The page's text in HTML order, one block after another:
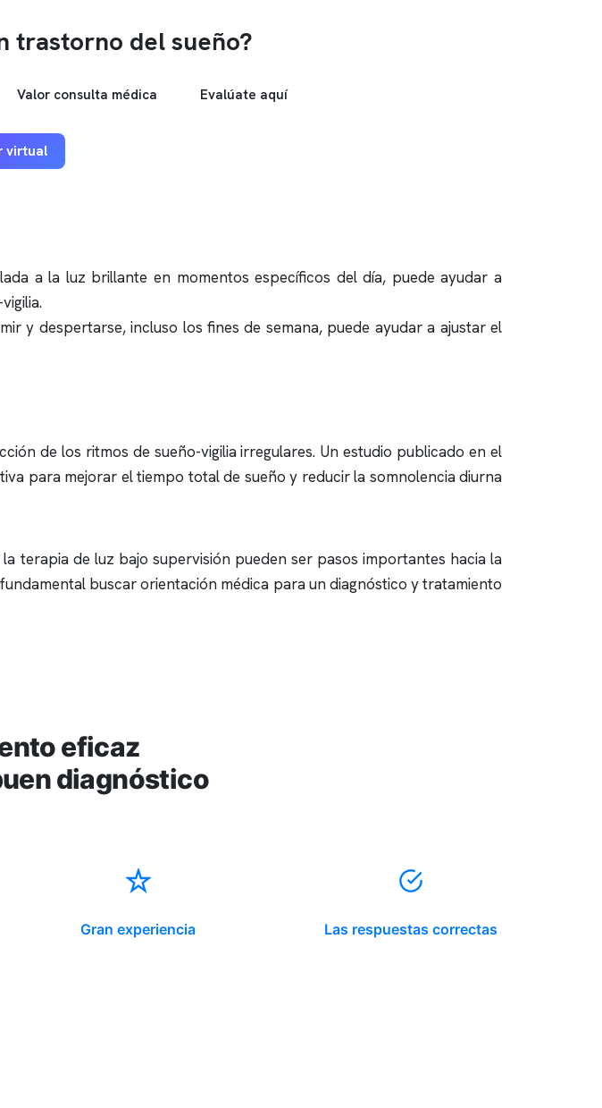
trastorno del sueño?
Valor consulta médica Evalúate aquí
virtual
a la luz brillante en momentos específicos del día, puede ayudar a
y despertarse, incluso los fines de semana, puede ayudar a ajustar el
de los ritmos de sueño-vigilia irregulares. Un estudio publicado en el
para mejorar el tiempo total de sueño y reducir la somnolencia diurna
terapia de luz bajo supervisión pueden ser pasos importantes hacia la
buscar orientación médica para un diagnóstico y tratamiento
eficaz
diagnóstico
Gran experiencia Las respuestas correctas